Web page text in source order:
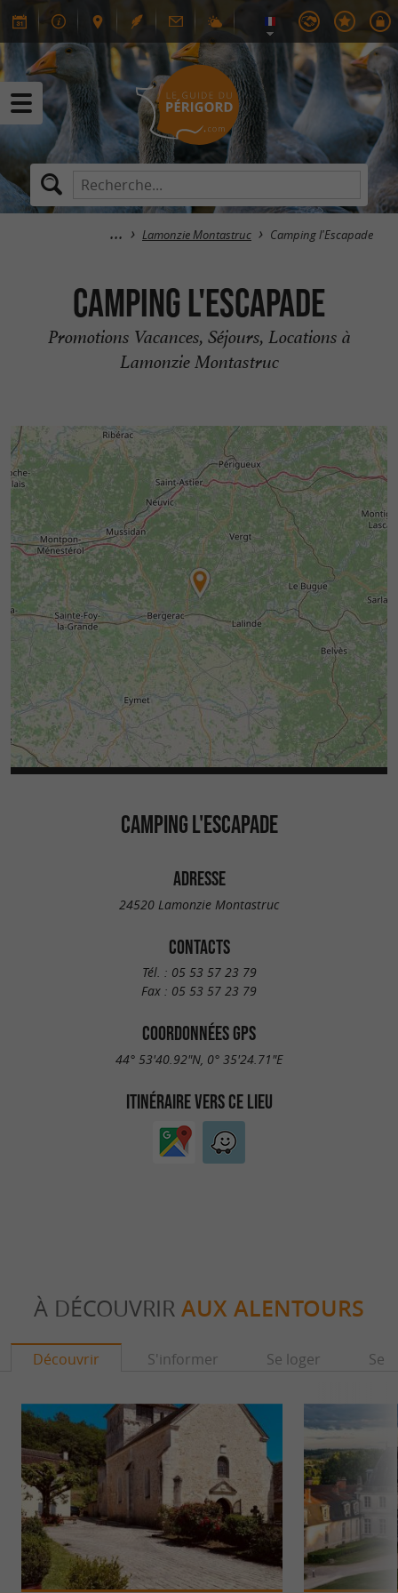
Lamonzie Montastruc Camping l'Escapade
Camping l'Escapade
Promotions Vacances, Séjours, Locations à
Lamonzie Montastruc
CAMPING L'ESCAPADE
ADRESSE
24520 Lamonzie Montastruc
CONTACTS
Tél. : 05 53 57 23 79
Fax : 05 53 57 23 79
COORDONNÉES GPS
44° 53'40.92"N, 0° 35'24.71"E
ITINÉRAIRE VERS CE LIEU
À DÉCOUVRIR AUX ALENTOURS
Découvrir S'informer Se loger Se